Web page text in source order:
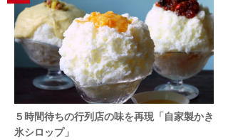
５時間待ちの行列店の味を再現「自家製かき
氷シロップ」